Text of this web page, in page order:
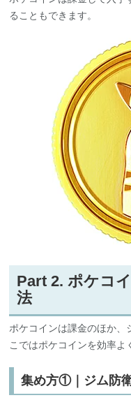
ることもできます。
Part 2. ポケコ
法
ポケコインは課金のほか、
こではポケコインを効率よ
集め方①｜ジム防